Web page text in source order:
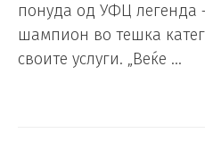
понуда од УФЦ легенда
шампион во тешка
своите услуги. „Веќе …